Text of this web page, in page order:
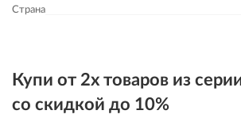
Страна
Купи от 2х товаров из
со скидкой до 10%